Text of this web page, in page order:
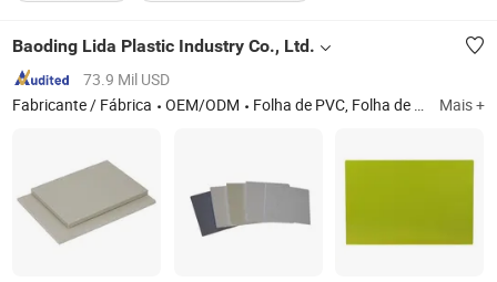
Baoding Lida Plastic Industry Co., Ltd.
73.9 Mil USD
Fabricante / Fábrica
OEM/ODM Folha de PVC, Folha de PVC Transparente, Vara de PVC, Folha de PP, Folha de HDPE, Tubo de PVC Mais +